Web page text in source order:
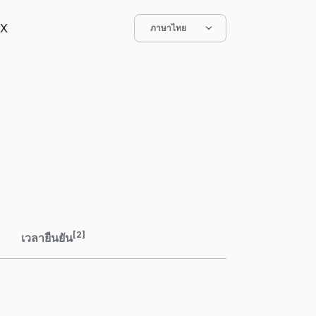
ภาษาไทย
เวลายืนยัน[2]